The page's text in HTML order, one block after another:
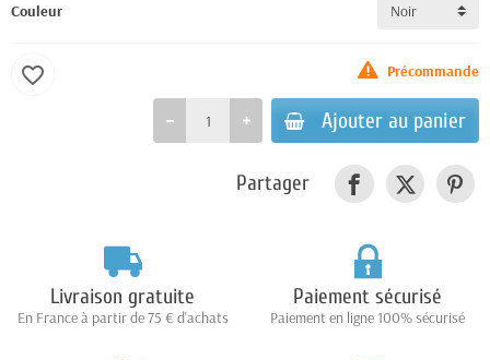
Couleur
Précommande
Ajouter au panier
favorite_border
Partager
Livraison gratuite
En France à partir de 75 € d'achats
Paiement sécurisé
Paiement en ligne 100% sécurisé